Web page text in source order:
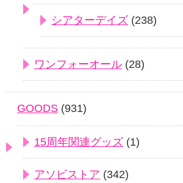
シアターデイズ (238)
ワンフォーオール (28)
GOODS (931)
15周年関連グッズ (1)
アソビストア (342)